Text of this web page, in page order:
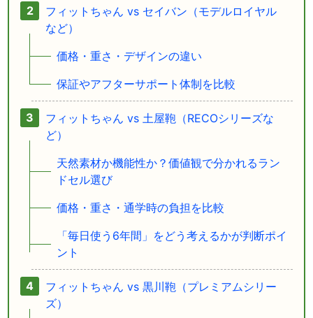
フィットちゃん vs セイバン（モデルロイヤル
など）
価格・重さ・デザインの違い
保証やアフターサポート体制を比較
フィットちゃん vs 土屋鞄（RECOシリーズな
ど）
天然素材か機能性か？価値観で分かれるラン
ドセル選び
価格・重さ・通学時の負担を比較
「毎日使う6年間」をどう考えるかが判断ポイ
ント
フィットちゃん vs 黒川鞄（プレミアムシリー
ズ）